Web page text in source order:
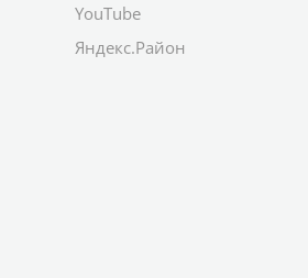
YouTube
Яндекс.Район